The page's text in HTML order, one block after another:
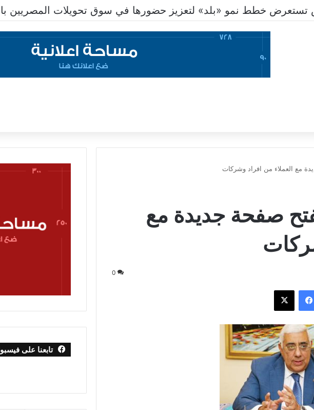
خطط نمو «بلد» لتعزيز حضورها في سوق تحويلات المصريين
مع العملاء من افراد وشركات
صفحة جديدة مع
0
فيسبوك ‫X
تابعنا على